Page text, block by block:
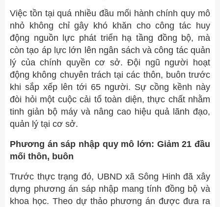
Việc tồn tại quá nhiều đầu mối hành chính quy mô
nhỏ không chỉ gây khó khăn cho công tác huy
động nguồn lực phát triển hạ tầng đồng bộ, mà
còn tạo áp lực lớn lên ngân sách và công tác quản
lý của chính quyền cơ sở. Đội ngũ người hoạt
động không chuyên trách tại các thôn, buôn trước
khi sắp xếp lên tới 65 người. Sự cồng kềnh này
đòi hỏi một cuộc cải tổ toàn diện, thực chất nhằm
tinh giản bộ máy và nâng cao hiệu quả lãnh đạo,
quản lý tại cơ sở.
Phương án sáp nhập quy mô lớn: Giảm 21 đầu
mối thôn, buôn
Trước thực trạng đó, UBND xã Sông Hinh đã xây
dựng phương án sáp nhập mang tính đồng bộ và
khoa học. Theo dự thảo phương án được đưa ra